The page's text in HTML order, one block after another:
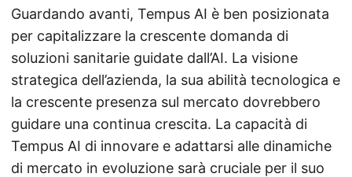
Guardando avanti, Tempus AI è ben posizionata
per capitalizzare la crescente domanda di
soluzioni sanitarie guidate dall’AI. La visione
strategica dell’azienda, la sua abilità tecnologica e
la crescente presenza sul mercato dovrebbero
guidare una continua crescita. La capacità di
Tempus AI di innovare e adattarsi alle dinamiche
di mercato in evoluzione sarà cruciale per il suo